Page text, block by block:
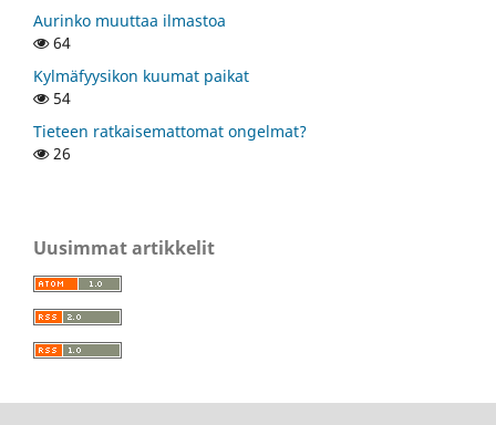
Aurinko muuttaa ilmastoa
64
Kylmäfyysikon kuumat paikat
54
Tieteen ratkaisemattomat ongelmat?
26
Uusimmat artikkelit